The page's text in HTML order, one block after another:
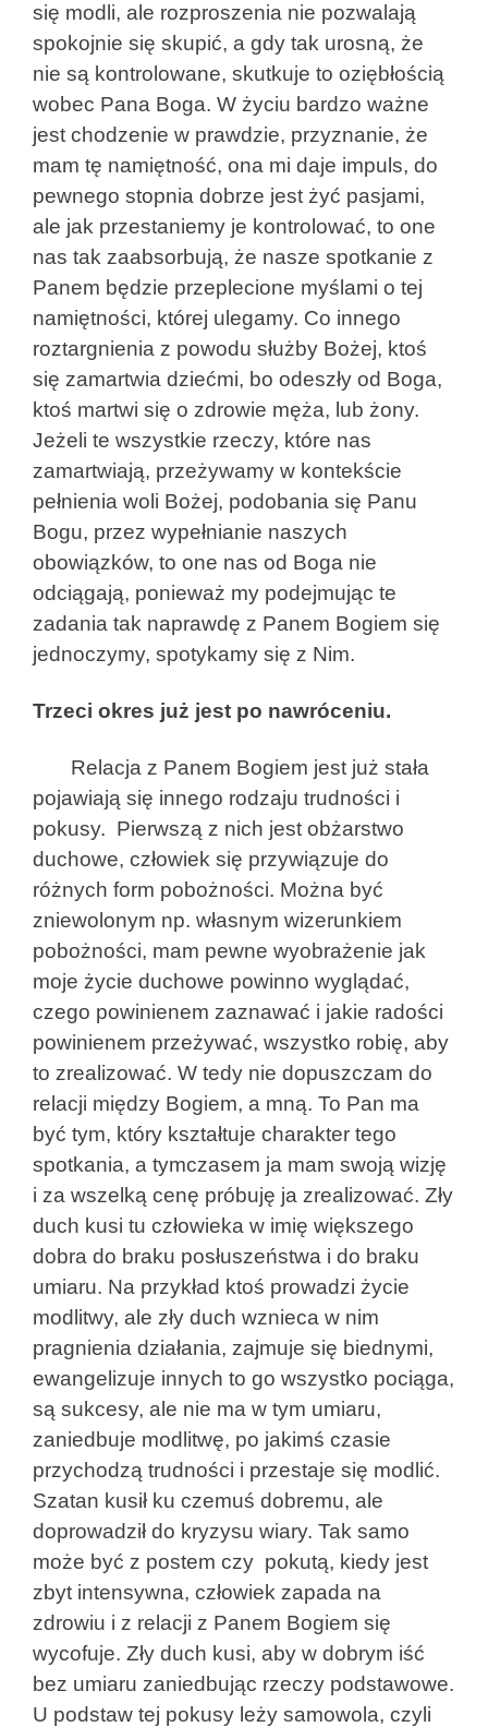
się modli, ale rozproszenia nie pozwalają
spokojnie się skupić, a gdy tak urosną, że
nie są kontrolowane, skutkuje to oziębłością
wobec Pana Boga. W życiu bardzo ważne
jest chodzenie w prawdzie, przyznanie, że
mam tę namiętność, ona mi daje impuls, do
pewnego stopnia dobrze jest żyć pasjami,
ale jak przestaniemy je kontrolować, to one
nas tak zaabsorbują, że nasze spotkanie z
Panem będzie przeplecione myślami o tej
namiętności, której ulegamy. Co innego
roztargnienia z powodu służby Bożej, ktoś
się zamartwia dziećmi, bo odeszły od Boga,
ktoś martwi się o zdrowie męża, lub żony.
Jeżeli te wszystkie rzeczy, które nas
zamartwiają, przeżywamy w kontekście
pełnienia woli Bożej, podobania się Panu
Bogu, przez wypełnianie naszych
obowiązków, to one nas od Boga nie
odciągają, ponieważ my podejmując te
zadania tak naprawdę z Panem Bogiem się
jednoczymy, spotykamy się z Nim.
Trzeci okres już jest po nawróceniu.
Relacja z Panem Bogiem jest już stała
pojawiają się innego rodzaju trudności i
pokusy. Pierwszą z nich jest obżarstwo
duchowe, człowiek się przywiązuje do
różnych form pobożności. Można być
zniewolonym np. własnym wizerunkiem
pobożności, mam pewne wyobrażenie jak
moje życie duchowe powinno wyglądać,
czego powinienem zaznawać i jakie radości
powinienem przeżywać, wszystko robię, aby
to zrealizować. W tedy nie dopuszczam do
relacji między Bogiem, a mną. To Pan ma
być tym, który kształtuje charakter tego
spotkania, a tymczasem ja mam swoją wizję
i za wszelką cenę próbuję ja zrealizować. Zły
duch kusi tu człowieka w imię większego
dobra do braku posłuszeństwa i do braku
umiaru. Na przykład ktoś prowadzi życie
modlitwy, ale zły duch wznieca w nim
pragnienia działania, zajmuje się biednymi,
ewangelizuje innych to go wszystko pociąga,
są sukcesy, ale nie ma w tym umiaru,
zaniedbuje modlitwę, po jakimś czasie
przychodzą trudności i przestaje się modlić.
Szatan kusił ku czemuś dobremu, ale
doprowadził do kryzysu wiary. Tak samo
może być z postem czy pokutą, kiedy jest
zbyt intensywna, człowiek zapada na
zdrowiu i z relacji z Panem Bogiem się
wycofuje. Zły duch kusi, aby w dobrym iść
bez umiaru zaniedbując rzeczy podstawowe.
U podstaw tej pokusy leży samowola, czyli